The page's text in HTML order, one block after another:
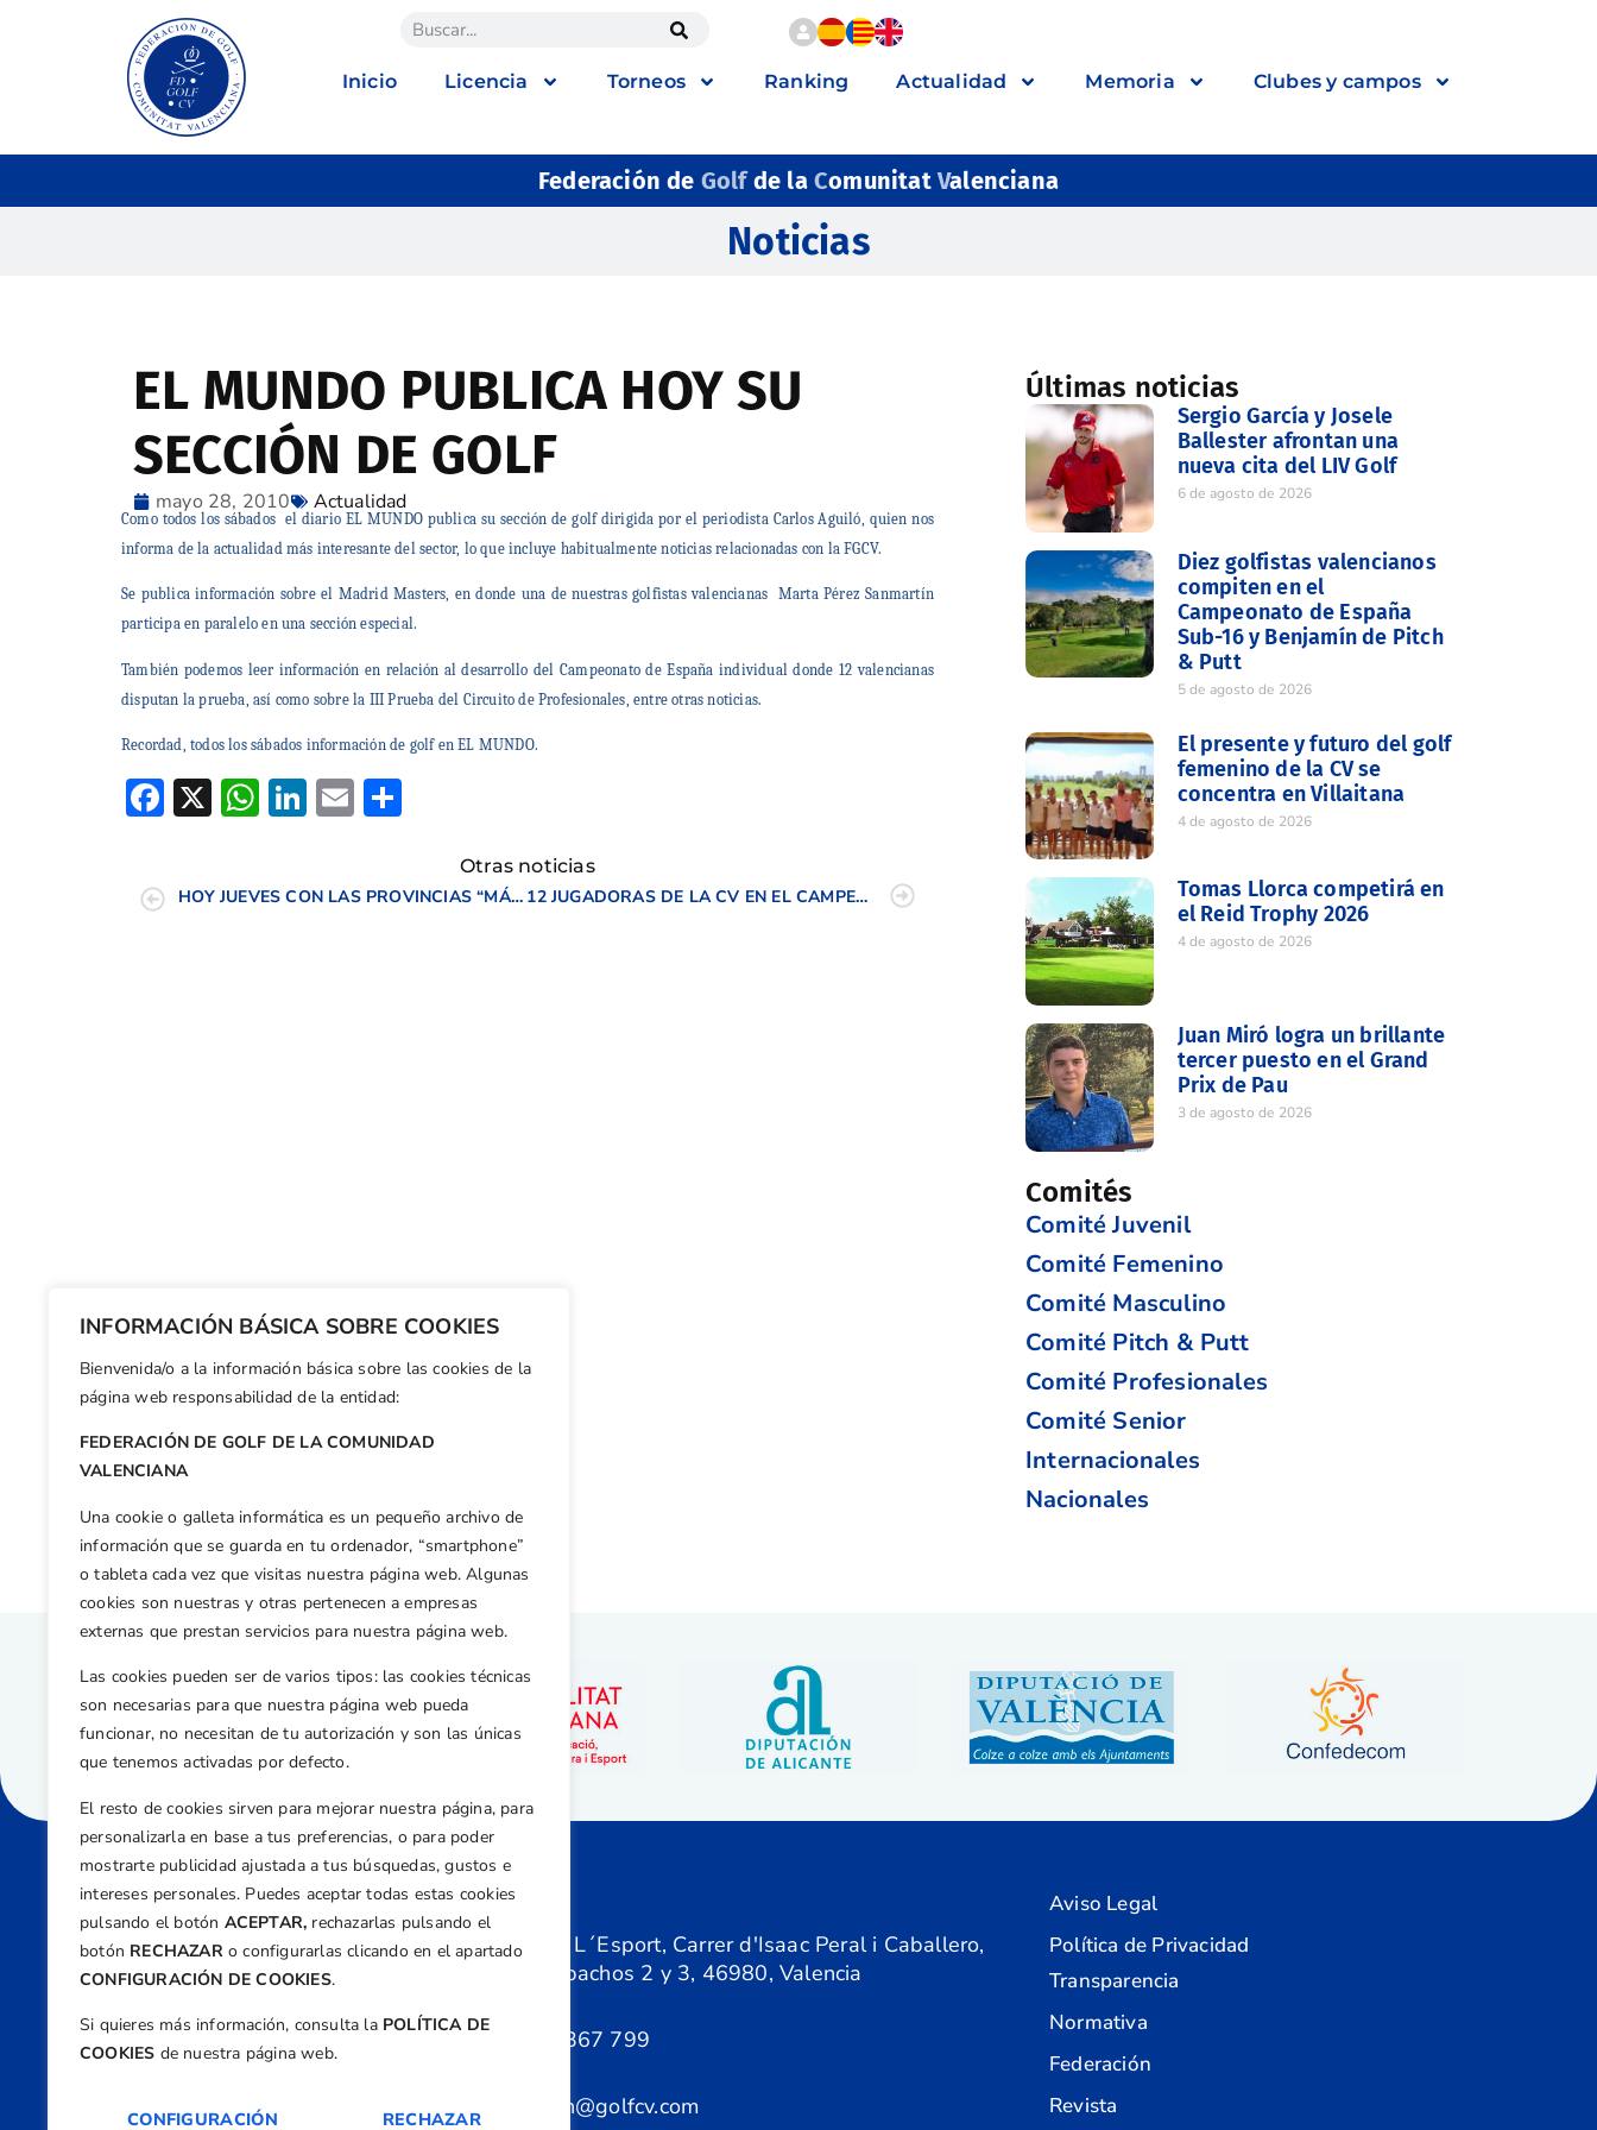
INFORMACIÓN BÁSICA SOBRE COOKIES
Bienvenida/o a la información básica sobre las cookies de la
página web responsabilidad de la entidad:
FEDERACIÓN DE GOLF DE LA COMUNIDAD
VALENCIANA
Una cookie o galleta informática es un pequeño archivo de
información que se guarda en tu ordenador, “smartphone”
o tableta cada vez que visitas nuestra página web. Algunas
cookies son nuestras y otras pertenecen a empresas
externas que prestan servicios para nuestra página web.
Las cookies pueden ser de varios tipos: las cookies técnicas
son necesarias para que nuestra página web pueda
funcionar, no necesitan de tu autorización y son las únicas
que tenemos activadas por defecto.
El resto de cookies sirven para mejorar nuestra página, para
personalizarla en base a tus preferencias, o para poder
mostrarte publicidad ajustada a tus búsquedas, gustos e
intereses personales. Puedes aceptar todas estas cookies
pulsando el botón ACEPTAR, rechazarlas pulsando el
botón RECHAZARo configurarlas clicando en el apartado
CONFIGURACIÓN DE COOKIES.
Si quieres más información, consulta la POLÍTICA DE
COOKIES de nuestra página web.
CONFIGURACIÓN RECHAZAR
Inicio Licencia Torneos Ranking Actualidad Memoria Clubes y campos
Federación de Golfde la ComunitatValenciana
Noticias
EL MUNDO PUBLICA HOY SU
SECCIÓN DE GOLF
mayo 28, 2010 Actualidad
Como todos los sábados el diario EL MUNDO publica su sección de golf dirigida por el periodista Carlos Aguiló, quien nos
informa de la actualidad más interesante del sector, lo que incluye habitualmente noticias relacionadas con la FGCV.
Se publica información sobre el Madrid Masters, en donde una de nuestras golfistas valencianas Marta Pérez Sanmartín
participa en paralelo en una sección especial.
También podemos leer información en relación al desarrollo del Campeonato de España individual donde 12 valencianas
disputan la prueba, así como sobre la III Prueba del Circuito de Profesionales, entre otras noticias.
Recordad, todos los sábados información de golf en EL MUNDO.
Facebook
X WhatsApp
LinkedIn
Email
Otras noticias
HOY JUEVES CON LAS PROVINCIAS “MÁS GOLF”
12 JUGADORAS DE LA CV EN EL CAMPEONATO DE ESPAÑA INDIVIDUAL
Últimas noticias
Sergio García y Josele
Ballester afrontan una
nueva cita del LIV Golf
6 de agosto de 2026
Diez golfistas valencianos
compiten en el
Campeonato de España
Sub-16 y Benjamín de Pitch
& Putt
5 de agosto de 2026
El presente y futuro del golf
femenino de la CV se
concentra en Villaitana
4 de agosto de 2026
Tomas Llorca competirá en
el Reid Trophy 2026
4 de agosto de 2026
Juan Miró logra un brillante
tercer puesto en el Grand
Prix de Pau
3 de agosto de 2026
Comités
Comité Juvenil
Comité Femenino
Comité Masculino
Comité Pitch & Putt
Comité Profesionales
Comité Senior
Internacionales
Nacionales
Centre de L´Esport, Carrer d'Isaac Peral i Caballero,
Nº 5, Despachos 2 y 3, 46980, Valencia
+34 961 367 799
federacion@golfcv.com
Aviso Legal
Política de Privacidad
Transparencia
Normativa
Federación
Revista